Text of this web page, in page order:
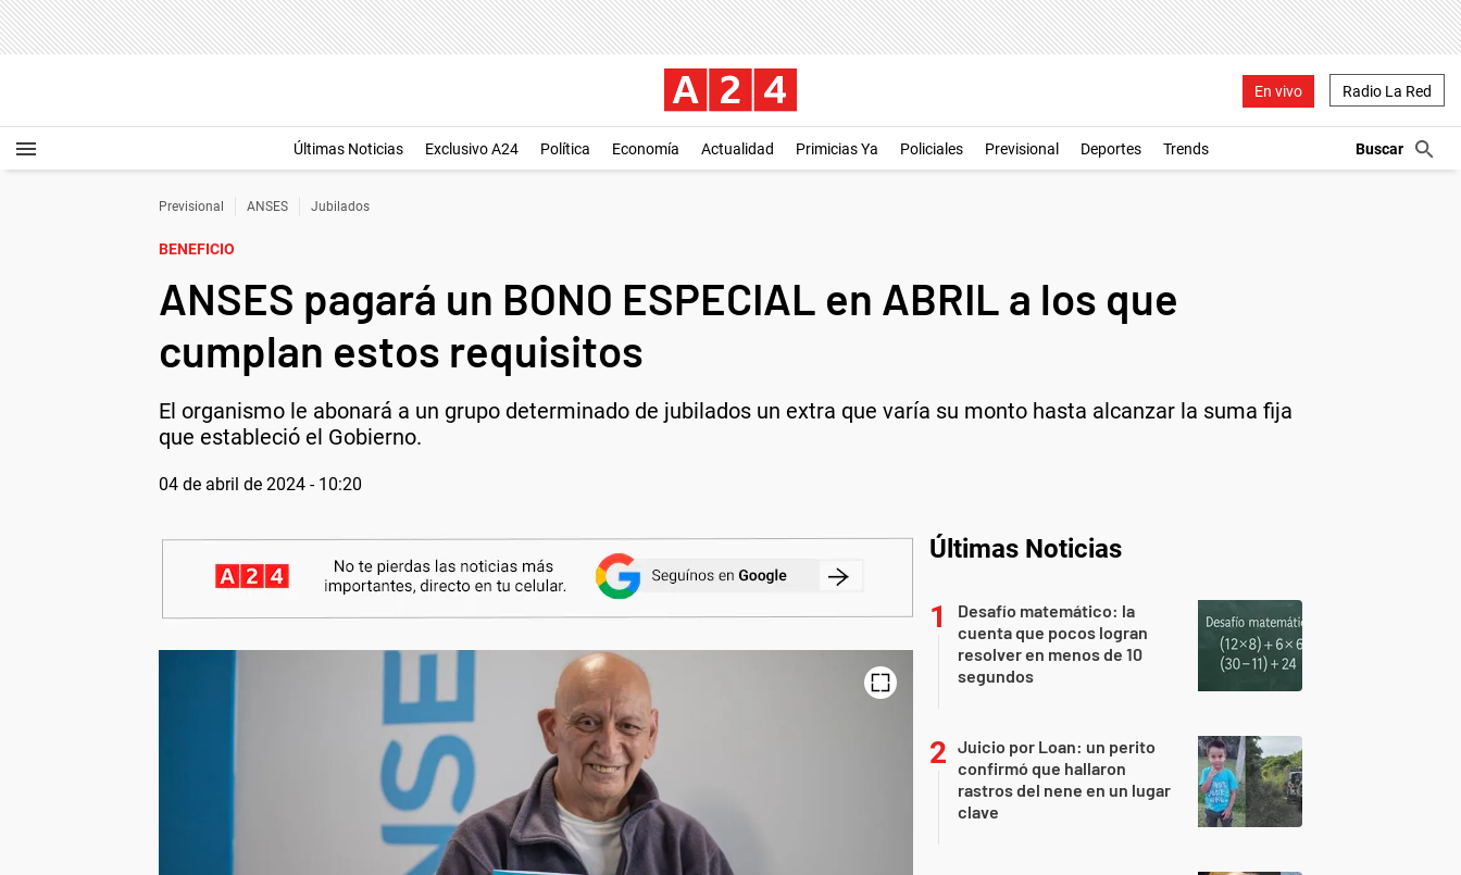
En vivo Radio La Red
Últimas Noticias Exclusivo A24 Política Economía Actualidad Primicias Ya Policiales Previsional Deportes Trends
Previsional ANSES Jubilados
BENEFICIO
ANSES pagará un BONO ESPECIAL en ABRIL a los que
cumplan estos requisitos
El organismo le abonará a un grupo determinado de jubilados un extra que varía su monto hasta alcanzar la suma fija
que estableció el Gobierno.
04 de abril de 2024 - 10:20
Últimas Noticias
Desafío matemático: la
cuenta que pocos logran
resolver en menos de 10
segundos
Juicio por Loan: un perito
confirmó que hallaron
rastros del nene en un lugar
clave